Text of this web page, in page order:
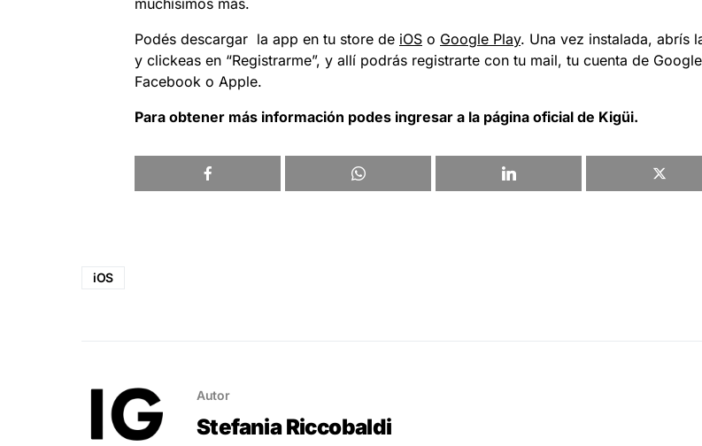
muchísimos más.
Podés descargar la app en tu store de iOS o Google Play. Una vez instalada, abrís
y clickeas en “Registrarme”, y allí podrás registrarte con tu mail, tu cuenta de
Facebook o Apple.
Para obtener más información podes ingresar a la página oficial de Kigüi.
iOS
Autor
Stefania Riccobaldi